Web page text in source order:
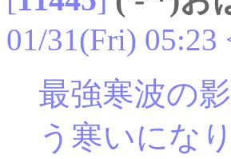
01/31(Fri) 05:23
最強寒波の
う寒いにな